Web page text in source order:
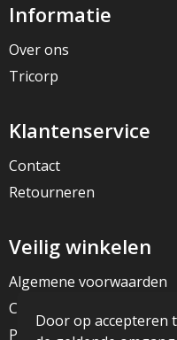
Informatie
Over ons
Tricorp
Klantenservice
Contact
Retourneren
Veilig winkelen
Algemene voorwaarden
Cookieverklaring
Privacyverklaring
Door op accepteren